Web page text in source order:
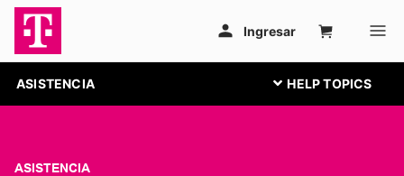
ASISTENCIA
ASISTENCIA